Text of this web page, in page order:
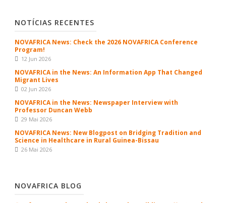
NOTÍCIAS RECENTES
NOVAFRICA News: Check the 2026 NOVAFRICA Conference
Program!
12 Jun 2026
NOVAFRICA in the News: An Information App That Changed
Migrant Lives
02 Jun 2026
NOVAFRICA in the News: Newspaper Interview with
Professor Duncan Webb
29 Mai 2026
NOVAFRICA News: New Blogpost on Bridging Tradition and
Science in Healthcare in Rural Guinea-Bissau
26 Mai 2026
NOVAFRICA BLOG